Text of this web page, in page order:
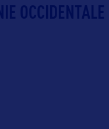
OCCIDENTALE